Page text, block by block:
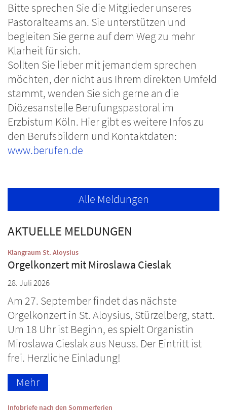
Bitte sprechen Sie die Mitglieder unseres
Pastoralteams an. Sie unterstützen und
begleiten Sie gerne auf dem Weg zu mehr
Klarheit für sich.
Sollten Sie lieber mit jemandem sprechen
möchten, der nicht aus Ihrem direkten Umfeld
stammt, wenden Sie sich gerne an die
Diözesanstelle Berufungspastoral im
Erzbistum Köln. Hier gibt es weitere Infos zu
den Berufsbildern und Kontaktdaten:
www.berufen.de
Alle Meldungen
AKTUELLE MELDUNGEN
Klangraum St. Aloysius:
Orgelkonzert mit Miroslawa Cieslak
28. Juli 2026
Am 27. September findet das nächste
Orgelkonzert in St. Aloysius, Stürzelberg, statt.
Um 18 Uhr ist Beginn, es spielt Organistin
Miroslawa Cieslak aus Neuss. Der Eintritt ist
frei. Herzliche Einladung!
Mehr
Infobriefe nach den Sommerferien